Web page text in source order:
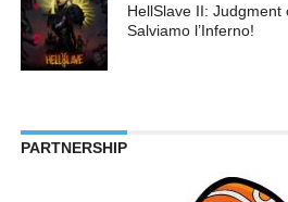
HellSlave II: Judgment
Salviamo l’Inferno!
PARTNERSHIP